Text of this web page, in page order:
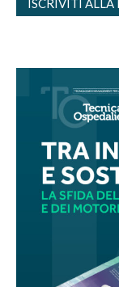
ISCRIVITI ALLA